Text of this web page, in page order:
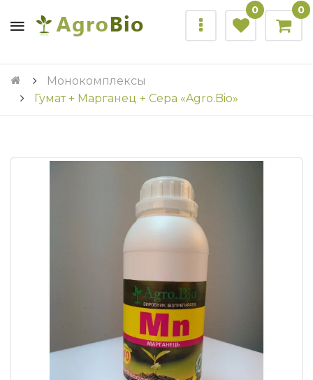
0 0
Монокомплексы
Гумат + Марганец + Сера «Agro.Bio»